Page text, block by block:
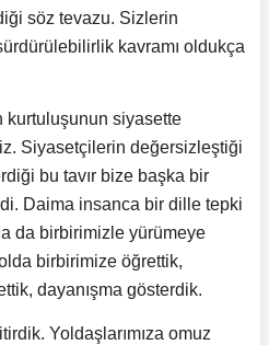
söz tevazu. Sizlerin
kavramı oldukça
kurtuluşunun siyasette
Siyasetçilerin değersizleştiği
bu tavır bize başka bir
Daima insanca bir dille tepki
da birbirimizle yürümeye
birbirimize öğrettik,
dayanışma gösterdik.
Yoldaşlarımıza omuz